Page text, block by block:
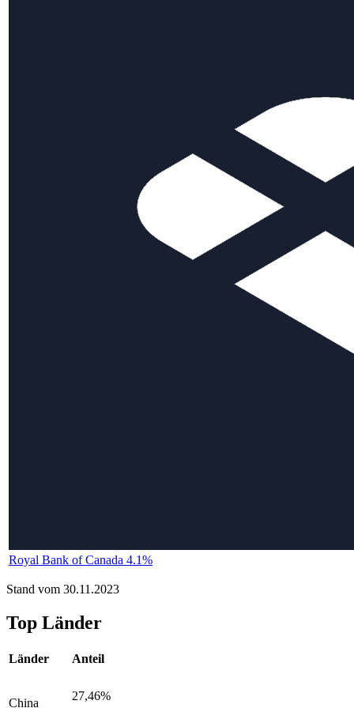
Royal Bank of Canada 4.1%
Stand vom 30.11.2023
Top Länder
Länder Anteil
China
27,46%